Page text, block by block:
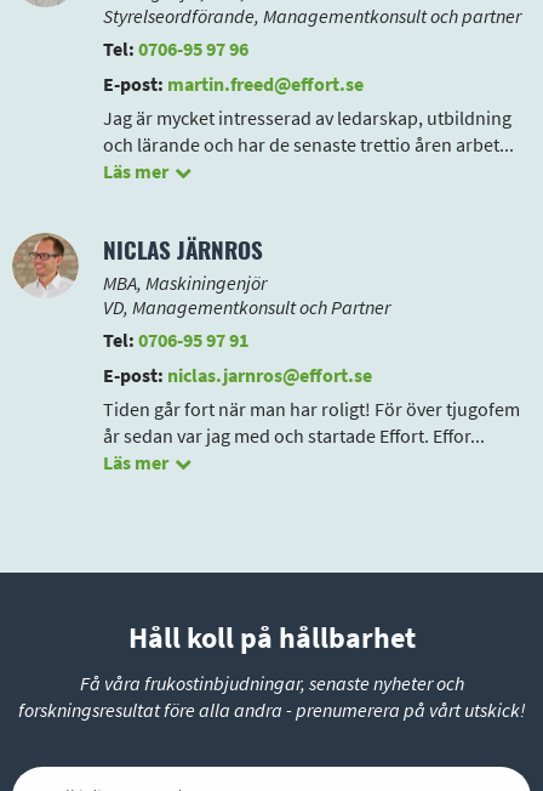
Styrelseordförande, Managementkonsult och partner
Tel: 0706-95 97 96
E-post: martin.freed@effort.se
Jag är mycket intresserad av ledarskap, utbildning
och lärande och har de senaste trettio åren arbet...
Läs mer
NICLAS JÄRNROS
MBA, Maskiningenjör
VD, Managementkonsult och Partner
Tel: 0706-95 97 91
E-post: niclas.jarnros@effort.se
Tiden går fort när man har roligt! För över tjugofem
år sedan var jag med och startade Effort. Effor...
Läs mer
Håll koll på hållbarhet
Få våra frukostinbjudningar, senaste nyheter och
forskningsresultat före alla andra - prenumerera på vårt utskick!